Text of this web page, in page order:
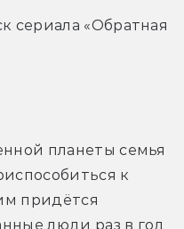
сериала «Обратная
планеты семья
к
придётся
люди раз в год